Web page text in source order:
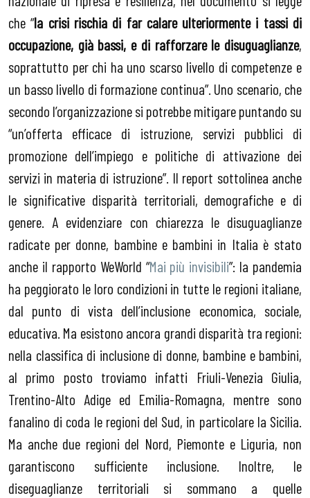
che “la crisi rischia di far calare ulteriormente i tassi di
occupazione, già bassi, e di rafforzare le disuguaglianze,
soprattutto per chi ha uno scarso livello di competenze e
un basso livello di formazione continua”. Uno scenario, che
secondo l’organizzazione si potrebbe mitigare puntando su
“un’offerta efficace di istruzione, servizi pubblici di
promozione dell’impiego e politiche di attivazione dei
servizi in materia di istruzione”. Il report sottolinea anche
le significative disparità territoriali, demografiche e di
genere. A evidenziare con chiarezza le disuguaglianze
radicate per donne, bambine e bambini in Italia è stato
anche il rapporto WeWorld “Mai più invisibili”: la pandemia
ha peggiorato le loro condizioni in tutte le regioni italiane,
dal punto di vista dell’inclusione economica, sociale,
educativa. Ma esistono ancora grandi disparità tra regioni:
nella classifica di inclusione di donne, bambine e bambini,
al primo posto troviamo infatti Friuli-Venezia Giulia,
Trentino-Alto Adige ed Emilia-Romagna, mentre sono
fanalino di coda le regioni del Sud, in particolare la Sicilia.
Ma anche due regioni del Nord, Piemonte e Liguria, non
garantiscono sufficiente inclusione. Inoltre, le
diseguaglianze territoriali si sommano a quelle